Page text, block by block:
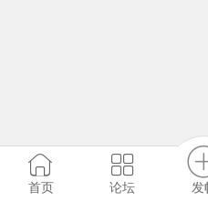
首页 论坛 发